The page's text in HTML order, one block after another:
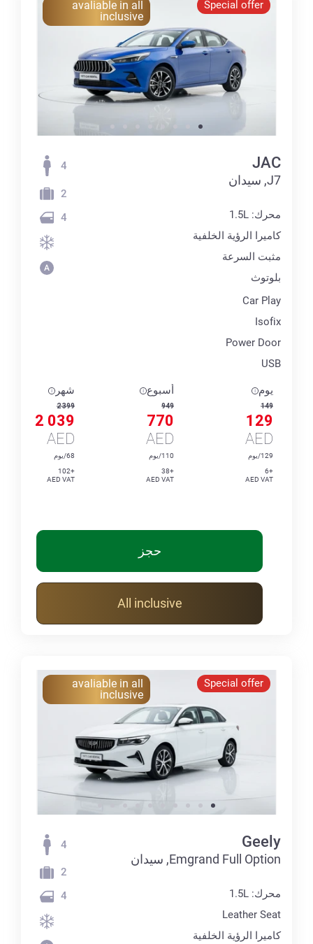
Special offer
avaliable in all
inclusive
JAC
J7, سيدان
محرك: 1.5L
كاميرا الرؤية الخلفية
مثبت السرعة
بلوتوث
Car Play
Isofix
Power Door
USB
4
2
4
يوم
149
129
AED
129/يوم
+6
AED VAT
أسبوع
949
770
AED
110/يوم
+38
AED VAT
شهر
2 399
2 039
AED
68/يوم
+102
AED VAT
حجز
All inclusive
Special offer
avaliable in all
inclusive
Geely
Emgrand Full Option, سيدان
محرك: 1.5L
Leather Seat
كاميرا الرؤية الخلفية
4
2
4